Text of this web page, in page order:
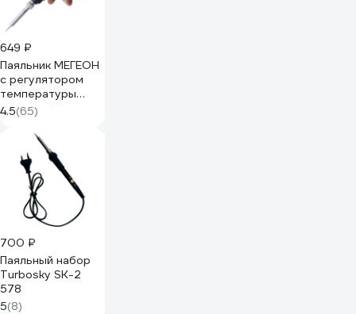
649 ₽
Паяльник МЕГЕОН
с регулятором
температуры
00160
к0000023385
4.5(65)
700 ₽
Паяльный набор
Turbosky SK-2
578
5(8)